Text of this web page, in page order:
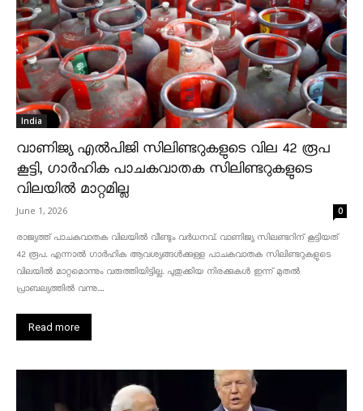
India
വാണിജ്യ എൽപിജി സിലിണ്ടറുകളുടെ വില 42 രൂപ
കൂട്ടി, ഗാർഹിക പാചകവാതക സിലിണ്ടറുകളുടെ
വിലയിൽ മാറ്റമില്ല
June 1, 2026 0
രാജ്യത്ത് പാചകവാതക വിലയിൽ വീണ്ടും വർധനവ്. വാണിജ്യ സിലണ്ടറിന് കൂട്ടിയത്
42 രൂപ. എന്നാൽ ഗാർഹിക ആവശ്യങ്ങൾക്കുള്ള പാചകവാതക സിലിണ്ടറുകളുടെ
വിലയിൽ മാറ്റമൊന്നും വരുത്തിയിട്ടില്ല. പുതുക്കിയ നിരക്കുകൾ ഇന്ന് മുതൽ
പ്രാബല്യത്തിൽ വന്നു....
Read more